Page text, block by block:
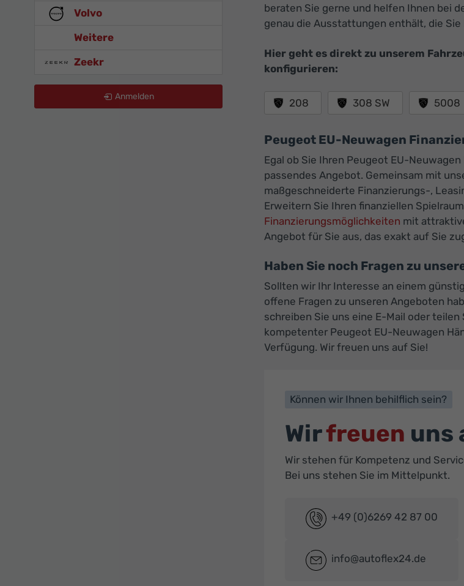
beraten Sie gerne und helfen Ihnen bei
genau die Ausstattungen enthält, die Sie
Hier geht es direkt zu unserem
konfigurieren:
208 308 SW 5008
Peugeot EU-Neuwagen
Egal ob Sie Ihren Peugeot EU-
passendes Angebot. Gemeinsam mit
maßgeschneiderte Finanzierungs-,
Erweitern Sie Ihren finanziellen
Finanzierungsmöglichkeiten mit
Angebot für Sie aus, das exakt auf Sie
Haben Sie noch Fragen zu
Sollten wir Ihr Interesse an einem
offene Fragen zu unseren Angeboten
schreiben Sie uns eine E-Mail oder
kompetenter Peugeot EU-Neuwagen
Verfügung. Wir freuen uns auf Sie!
Können wir Ihnen behilflich sein?
Wirfreuen uns
Wir stehen für Kompetenz und
Bei uns stehen Sie im Mittelpunkt.
+49 (0)6269 42 87 00
info@autoflex24.de
Volvo
Weitere
Zeekr
Anmelden